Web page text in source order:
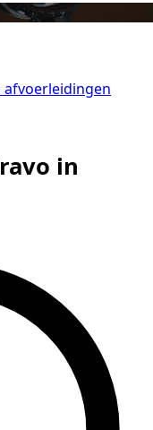
in